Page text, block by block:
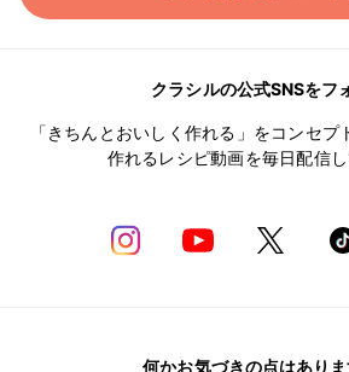
クラシルの公式SNSをフ
「きちんとおいしく作れる」をコンセプ
作れるレシピ動画を毎日配信し
何かお気づきの点はありま